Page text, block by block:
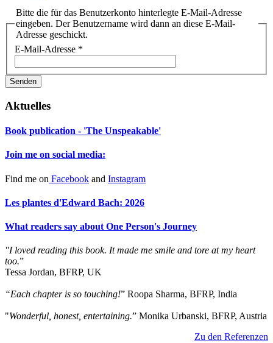
Bitte die für das Benutzerkonto hinterlegte E-Mail-Adresse
eingeben. Der Benutzername wird dann an diese E-Mail-
Adresse geschickt.
E-Mail-Adresse *
Senden
Aktuelles
Book publication - 'The Unspeakable'
Join me on social media:
Find me on Facebook and Instagram
Les plantes d'Edward Bach: 2026
What readers say about One Person's Journey
"I loved reading this book. It made me smile and tore at my heart
too.”
Tessa Jordan, BFRP, UK
“Each chapter is so touching!” Roopa Sharma, BFRP, India
"Wonderful, honest, entertaining.” Monika Urbanski, BFRP, Austria
Zu den Referenzen